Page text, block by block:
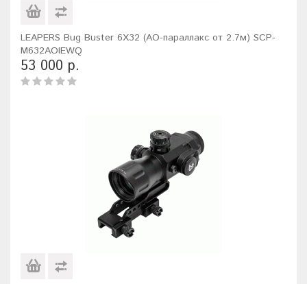
LEAPERS Bug Buster 6X32 (AO-параллакс от 2.7м) SCP-
M632AOIEWQ
53 000 р.